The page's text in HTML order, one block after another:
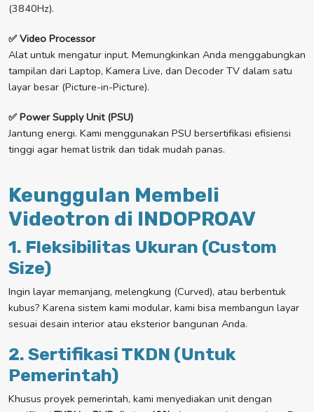
(3840Hz).
✅ Video Processor
Alat untuk mengatur input. Memungkinkan Anda menggabungkan
tampilan dari Laptop, Kamera Live, dan Decoder TV dalam satu
layar besar (Picture-in-Picture).
✅ Power Supply Unit (PSU)
Jantung energi. Kami menggunakan PSU bersertifikasi efisiensi
tinggi agar hemat listrik dan tidak mudah panas.
Keunggulan Membeli
Videotron di INDOPROAV
1. Fleksibilitas Ukuran (Custom
Size)
Ingin layar memanjang, melengkung (Curved), atau berbentuk
kubus? Karena sistem kami modular, kami bisa membangun layar
sesuai desain interior atau eksterior bangunan Anda.
2. Sertifikasi TKDN (Untuk
Pemerintah)
Khusus proyek pemerintah, kami menyediakan unit dengan